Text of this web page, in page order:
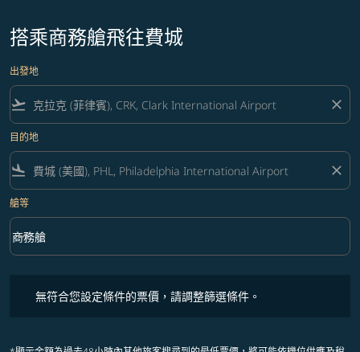
搭乘商務艙飛往費城
出發地
flight_takeoff close
目的地
flight_land close
艙等
艙等 option 商務艙 Selected
商務艙
keyboard_arrow_down
無符合您設定條件的票價，請調整篩選條件。